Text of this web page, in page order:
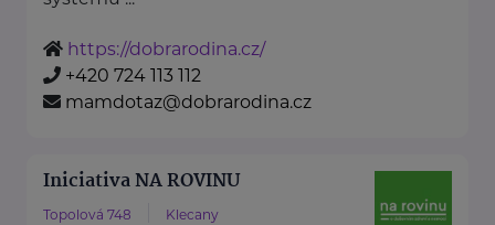
https://dobrarodina.cz/
+420 724 113 112
mamdotaz@dobrarodina.cz
Iniciativa NA ROVINU
Topolová 748 Klecany